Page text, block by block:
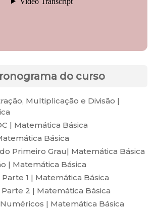
do curso
Multiplicação e Divisão |
| Matemática Básica
Básica
Primeiro Grau| Matemática Básica
| Matemática Básica
1 | Matemática Básica
2 | Matemática Básica
| Matemática Básica